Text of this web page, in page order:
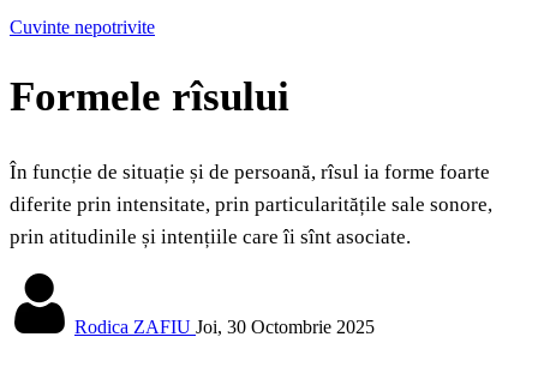
Cuvinte nepotrivite
Formele rîsului
În funcție de situație și de persoană, rîsul ia forme foarte
diferite prin intensitate, prin particularitățile sale sonore,
prin atitudinile și intențiile care îi sînt asociate.
Rodica ZAFIU Joi, 30 Octombrie 2025